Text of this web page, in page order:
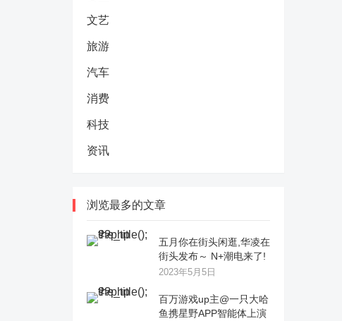
文艺
旅游
汽车
消费
科技
资讯
浏览最多的文章
五月你在街头闲逛,华凌在
街头发布～ N+潮电来了!
2023年5月5日
百万游戏up主@一只大哈
鱼携星野APP智能体上演